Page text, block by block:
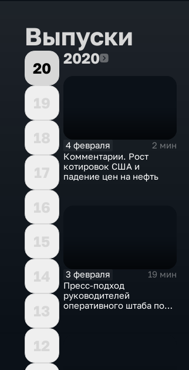
Выпуски
20
19
18
17
16
15
14
13
12
20202020
4 февраля
2 мин
Комментарии. Рост
котировок США и
падение цен на нефть
3 февраля
19 мин
Пресс-подход
руководителей
оперативного штаба по